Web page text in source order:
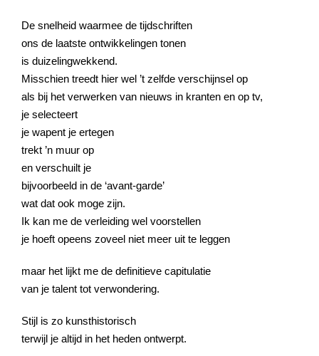
De snelheid waarmee de tijdschriften
ons de laatste ontwikkelingen tonen
is duizelingwekkend.
Misschien treedt hier wel ’t zelfde verschijnsel op
als bij het verwerken van nieuws in kranten en op tv,
je selecteert
je wapent je ertegen
trekt ’n muur op
en verschuilt je
bijvoorbeeld in de ‘avant-garde’
wat dat ook moge zijn.
Ik kan me de verleiding wel voorstellen
je hoeft opeens zoveel niet meer uit te leggen
maar het lijkt me de definitieve capitulatie
van je talent tot verwondering.
Stijl is zo kunsthistorisch
terwijl je altijd in het heden ontwerpt.